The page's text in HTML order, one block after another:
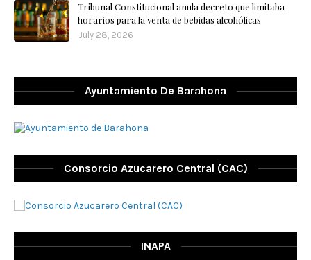
Tribunal Constitucional anula decreto que limitaba
horarios para la venta de bebidas alcohólicas
July 28, 2026
Ayuntamiento De Barahona
Consorcio Azucarero Central (CAC)
INAPA